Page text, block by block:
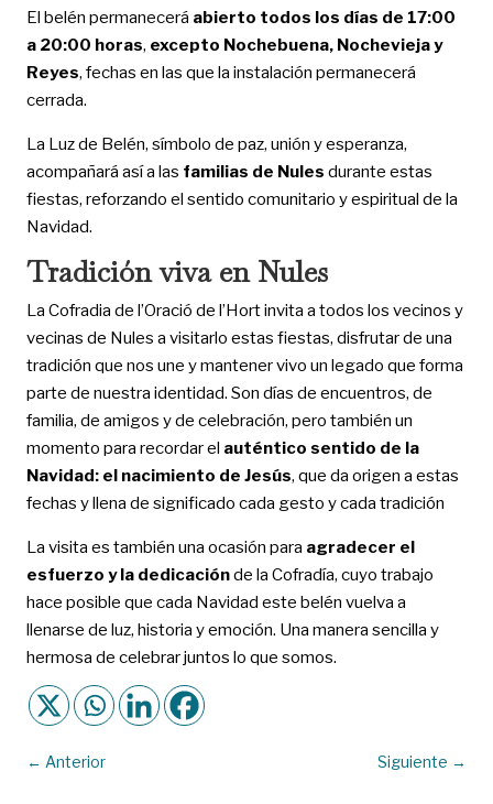
El belén permanecerá abierto todos los días de 17:00
a 20:00 horas, excepto Nochebuena, Nochevieja y
Reyes, fechas en las que la instalación permanecerá
cerrada.
La Luz de Belén, símbolo de paz, unión y esperanza,
acompañará así a las familias de Nules durante estas
fiestas, reforzando el sentido comunitario y espiritual de la
Navidad.
Tradición viva en Nules
La Cofradia de l’Oració de l’Hort invita a todos los vecinos y
vecinas de Nules a visitarlo estas fiestas, disfrutar de una
tradición que nos une y mantener vivo un legado que forma
parte de nuestra identidad. Son días de encuentros, de
familia, de amigos y de celebración, pero también un
momento para recordar el auténtico sentido de la
Navidad: el nacimiento de Jesús, que da origen a estas
fechas y llena de significado cada gesto y cada tradición
La visita es también una ocasión para agradecer el
esfuerzo y la dedicaciónde la Cofradía, cuyo trabajo
hace posible que cada Navidad este belén vuelva a
llenarse de luz, historia y emoción. Una manera sencilla y
hermosa de celebrar juntos lo que somos.
← Anterior Siguiente →